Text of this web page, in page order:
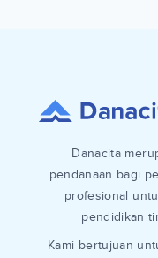
Danacita
pendanaan bagi
profesional
pendidikan
Kami bertujuan